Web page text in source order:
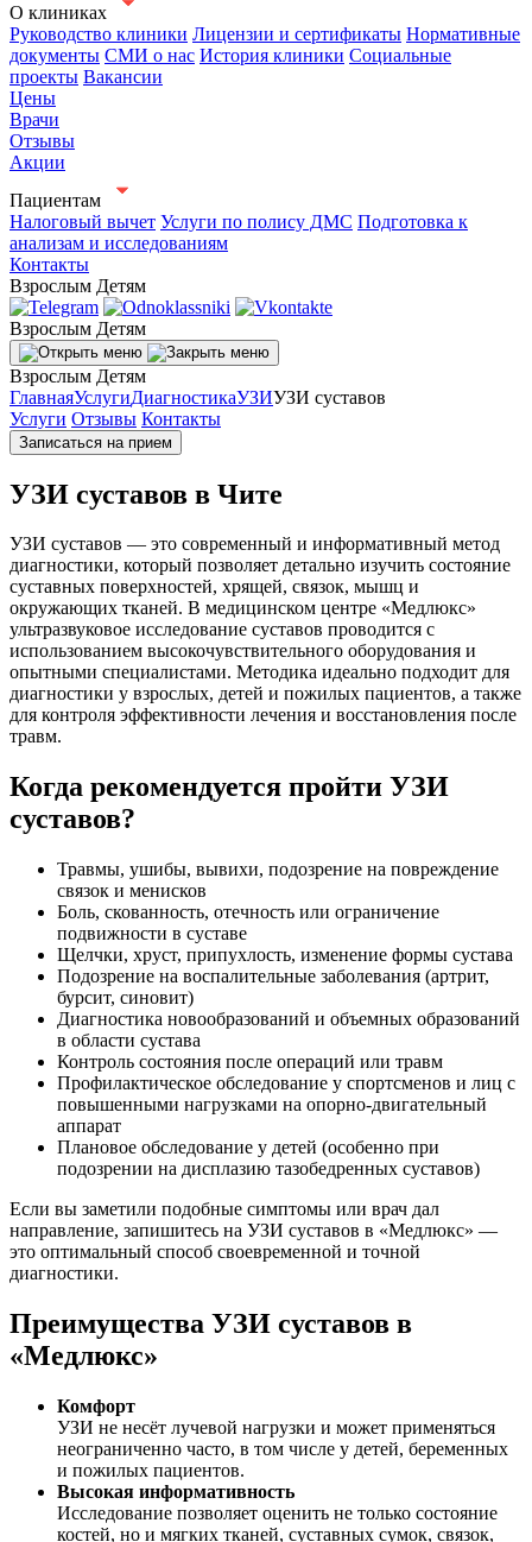
О клиниках
Руководство клиники Лицензии и сертификаты Нормативные
документы СМИ о нас История клиники Социальные
проекты Вакансии
Цены
Врачи
Отзывы
Акции
Пациентам
Налоговый вычет Услуги по полису ДМС Подготовка к
анализам и исследованиям
Контакты
Взрослым Детям
Взрослым Детям
Взрослым Детям
ГлавнаяУслугиДиагностикаУЗИУЗИ суставов
Услуги Отзывы Контакты
Записаться на прием
УЗИ суставов в Чите
УЗИ суставов — это современный и информативный метод
диагностики, который позволяет детально изучить состояние
суставных поверхностей, хрящей, связок, мышц и
окружающих тканей. В медицинском центре «Медлюкс»
ультразвуковое исследование суставов проводится с
использованием высокочувствительного оборудования и
опытными специалистами. Методика идеально подходит для
диагностики у взрослых, детей и пожилых пациентов, а также
для контроля эффективности лечения и восстановления после
травм.
Когда рекомендуется пройти УЗИ
суставов?
Травмы, ушибы, вывихи, подозрение на повреждение
связок и менисков
Боль, скованность, отечность или ограничение
подвижности в суставе
Щелчки, хруст, припухлость, изменение формы сустава
Подозрение на воспалительные заболевания (артрит,
бурсит, синовит)
Диагностика новообразований и объемных образований
в области сустава
Контроль состояния после операций или травм
Профилактическое обследование у спортсменов и лиц с
повышенными нагрузками на опорно-двигательный
аппарат
Плановое обследование у детей (особенно при
подозрении на дисплазию тазобедренных суставов)
Если вы заметили подобные симптомы или врач дал
направление, запишитесь на УЗИ суставов в «Медлюкс» —
это оптимальный способ своевременной и точной
диагностики.
Преимущества УЗИ суставов в
«Медлюкс»
Комфорт
УЗИ не несёт лучевой нагрузки и может применяться
неограниченно часто, в том числе у детей, беременных
и пожилых пациентов.
Высокая информативность
Исследование позволяет оценить не только состояние
костей, но и мягких тканей, суставных сумок, связок,